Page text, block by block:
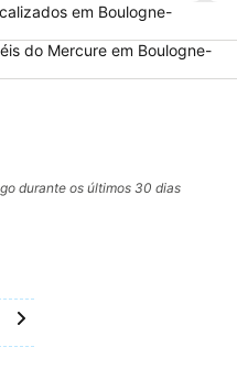
Boulogne-
em Boulogne-
do Mercure em Boulogne-
durante os últimos 30 dias